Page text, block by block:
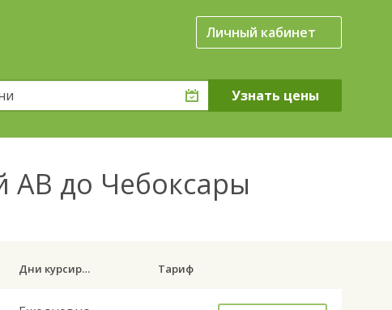
Личный кабинет
АВ до Чебоксары
Дни курсирования Тариф